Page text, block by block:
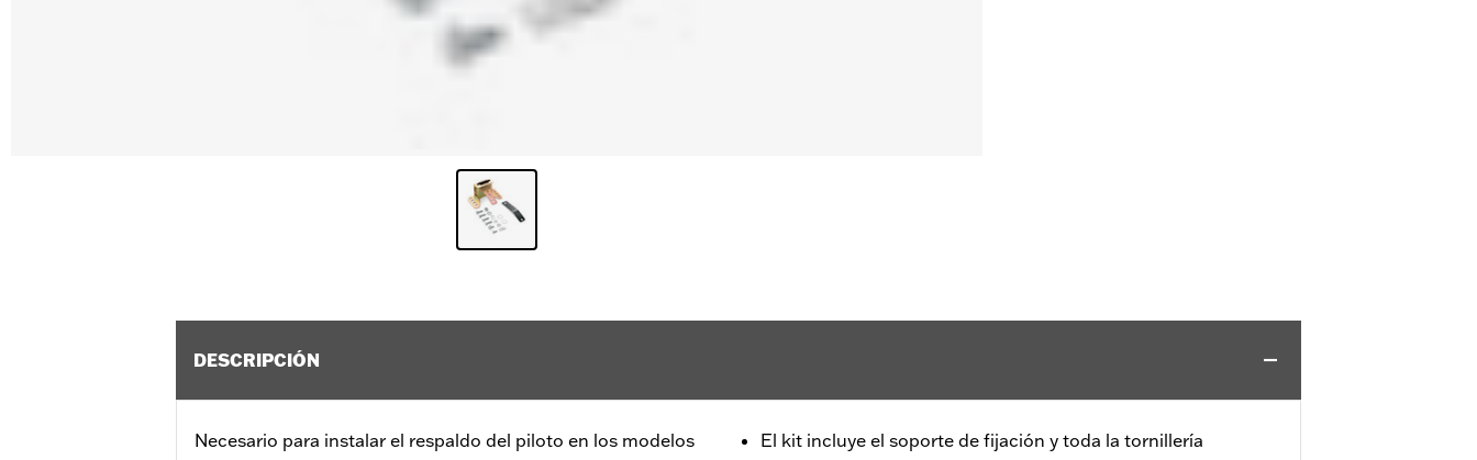
DESCRIPCIÓN
Necesario para instalar el respaldo del piloto en los modelos
El kit incluye el soporte de fijación y toda la tornillería